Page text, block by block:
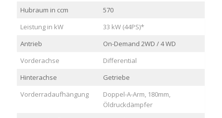
Hubraum in ccm
570
Leistung in kW
33 kW (44PS)*
Antrieb
On-Demand 2WD / 4 WD
Vorderachse
Differential
Hinterachse
Getriebe
Vorderradaufhängung
Doppel-A-Arm, 180mm,
Öldruckdämpfer